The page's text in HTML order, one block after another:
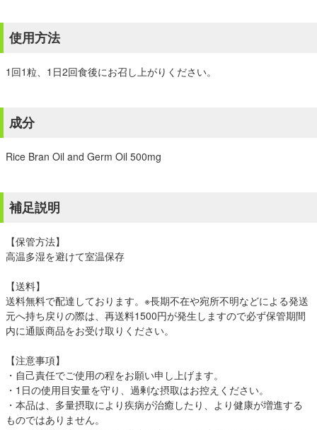
使用方法
1回1粒、1日2回食後にお召し上がりください。
成分
Rice Bran Oil and Germ Oil 500mg
補足説明
【保管方法】
高温多湿を避けて室温保存
【送料】
送料無料で配達しております。※長期不在や宛所不明などによる発送
元へ持ち戻りの際は、再送料1500円が発生しますので必ず保管期間
内に通販商品をお受け取りください。
【注意事項】
・自己責任でご使用の程をお願い申し上げます。
・1日の使用目安量を守り、過剰な摂取はお控えください。
・本品は、多量摂取により疾病が治癒したり、より健康が増進する
ものではありません。